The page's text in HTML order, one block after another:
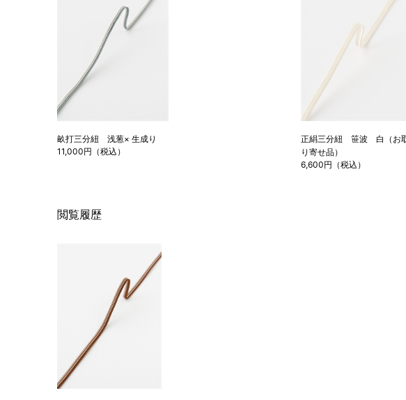
畝打三分紐 浅葱× 生成り
11,000円（税込）
正絹三分紐 笹波 白（お
り寄せ品）
6,600円（税込）
閲覧履歴